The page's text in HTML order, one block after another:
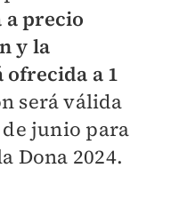
a precio
y la
ofrecida a 1
será válida
de junio para
Dona 2024.